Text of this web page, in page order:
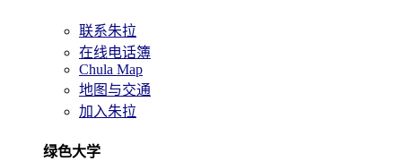
联系朱拉
在线电话簿
Chula Map
地图与交通
加入朱拉
绿色大学